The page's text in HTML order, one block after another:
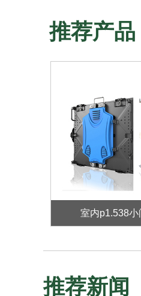
推荐产品
室内p1.538
推荐新闻